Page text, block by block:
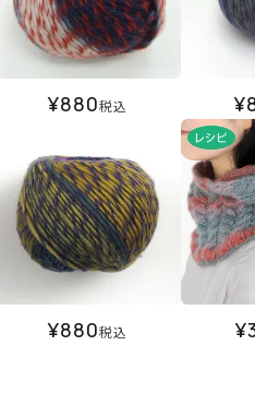
¥880税込 ¥
¥880税込 ¥